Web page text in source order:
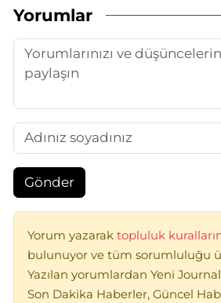
Yorumlar
Gönder
Yorum yazarak topluluk
bulunuyor ve tüm sorumluluğu
Yazılan yorumlardan Yeni
Son Dakika Haberler, Güncel